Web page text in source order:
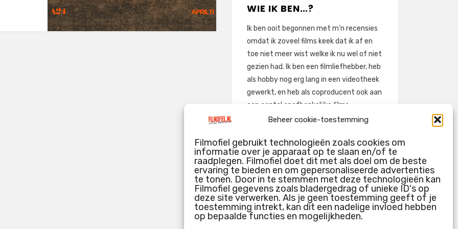
Beheer cookie-toestemming
Filmofiel gebruikt technologieën zoals cookies om
informatie over je apparaat op te slaan en/of te
raadplegen. Filmofiel doet dit met als doel om de beste
ervaring te bieden en om gepersonaliseerde advertenties
te tonen. Door in te stemmen met deze technologieën kan
Filmofiel gegevens zoals bladergedrag of unieke ID's op
deze site verwerken. Als je geen toestemming geeft of je
toestemming intrekt, kan dit een nadelige invloed hebben
op bepaalde functies en mogelijkheden.
WIE IK BEN…?
Ik ben ooit begonnen met m’n recensies
omdat ik zoveel films keek dat ik af en
toe niet meer wist welke ik nu wel of niet
gezien had. Ik ben een filmliefhebber, heb
als hobby nog erg lang in een videotheek
gewerkt, en heb als coproducent ook aan
een aantal onafhankelijke films
meegewerkt.
pretentieloze uitbreidingen van m’n
voormalige ‘videotheek-geouwehoer’,
aangevuld met een groeiende kennis
over de kunde én de kunst van het
maken van film.